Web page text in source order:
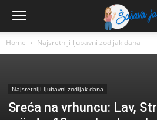
Home Najsretniji ljubavni zodijak dana
Najsretniji ljubavni zodijak dana
Sreća na vrhuncu: Lav,